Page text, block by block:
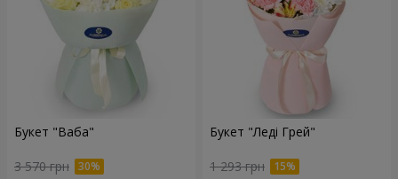
Букет "Ваба"
3 570 грн
Букет "Леді Грей"
1 293 грн